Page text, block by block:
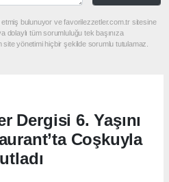
etmiş bulunuyor ve favorilezzetler.com.tr sitesine
dolaylı tüm sorumluluğu tek başınıza
yönetimi hiçbir şekilde sorumlu tutulamaz.
Dergisi 6. Yaşını
Coşkuyla